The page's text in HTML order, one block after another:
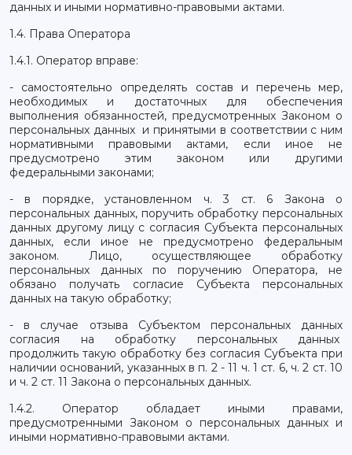
данных и иными нормативно-правовыми актами.
1.4. Права Оператора
1.4.1. Оператор вправе:
- самостоятельно определять состав и перечень мер,
необходимых и достаточных для обеспечения
выполнения обязанностей, предусмотренных Законом о
персональных данных и принятыми в соответствии с ним
нормативными правовыми актами, если иное не
предусмотрено этим законом или другими
федеральными законами;
- в порядке, установленном ч. 3 ст. 6 Закона о
персональных данных, поручить обработку персональных
данных другому лицу с согласия Субъекта персональных
данных, если иное не предусмотрено федеральным
законом. Лицо, осуществляющее обработку
персональных данных по поручению Оператора, не
обязано получать согласие Субъекта персональных
данных на такую обработку;
- в случае отзыва Субъектом персональных данных
согласия на обработку персональных данных
продолжить такую обработку без согласия Субъекта при
наличии оснований, указанных в п. 2 - 11 ч. 1 ст. 6, ч. 2 ст. 10
и ч. 2 ст. 11 Закона о персональных данных.
1.4.2. Оператор обладает иными правами,
предусмотренными Законом о персональных данных и
иными нормативно-правовыми актами.